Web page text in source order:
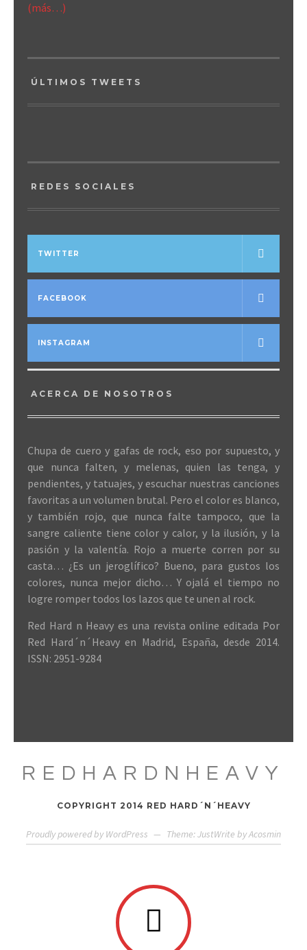
(más…)
ÚLTIMOS TWEETS
REDES SOCIALES
TWITTER
FACEBOOK
INSTAGRAM
ACERCA DE NOSOTROS
Chupa de cuero y gafas de rock, eso por supuesto, y
que nunca falten, y melenas, quien las tenga, y
pendientes, y tatuajes, y escuchar nuestras canciones
favoritas a un volumen brutal. Pero el color es blanco,
y también rojo, que nunca falte tampoco, que la
sangre caliente tiene color y calor, y la ilusión, y la
pasión y la valentía. Rojo a muerte corren por su
casta… ¿Es un jeroglífico? Bueno, para gustos los
colores, nunca mejor dicho… Y ojalá el tiempo no
logre romper todos los lazos que te unen al rock.
Red Hard n Heavy es una revista online editada Por
Red Hard´n´Heavy en Madrid, España, desde 2014.
ISSN: 2951-9284
REDHARDNHEAVY
COPYRIGHT 2014 RED HARD´N´HEAVY
Proudly powered by WordPress — Theme: JustWrite byAcosmin